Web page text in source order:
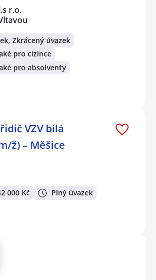
r.o.
Zkrácený úvazek
pro cizince
pro absolventy
VZV bílá
ž) – Měšice
000 Kč Plný úvazek